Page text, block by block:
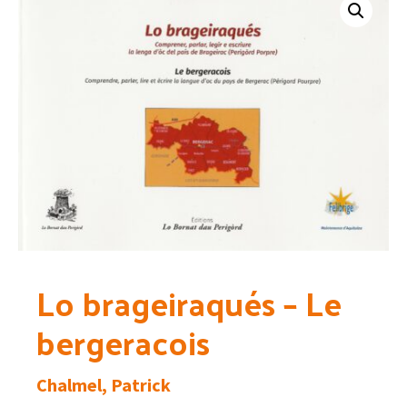
Lo brageiraqués – Le
bergeracois
Chalmel, Patrick